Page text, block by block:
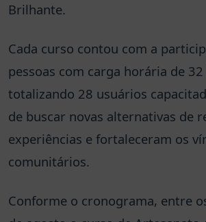
Brilhante.
Cada curso contou com a
pessoas com carga horária de
totalizando 28 usuários
de buscar novas alternativas de
experiências e fortaleceram os
comunitários.
Conforme o cronograma, entre